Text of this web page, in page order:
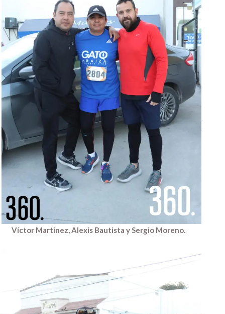
Víctor Martínez, Alexis Bautista y Sergio Moreno.